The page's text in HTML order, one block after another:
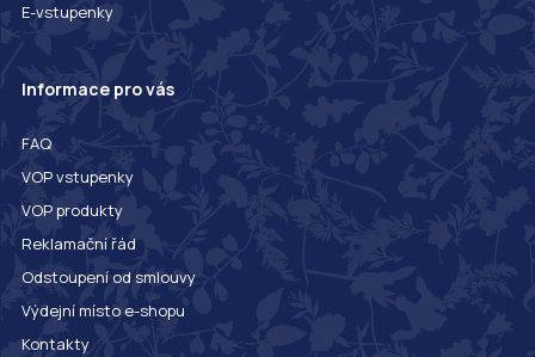
E-vstupenky
Informace pro vás
FAQ
VOP vstupenky
VOP produkty
Reklamační řád
Odstoupení od smlouvy
Výdejní místo e-shopu
Kontakty